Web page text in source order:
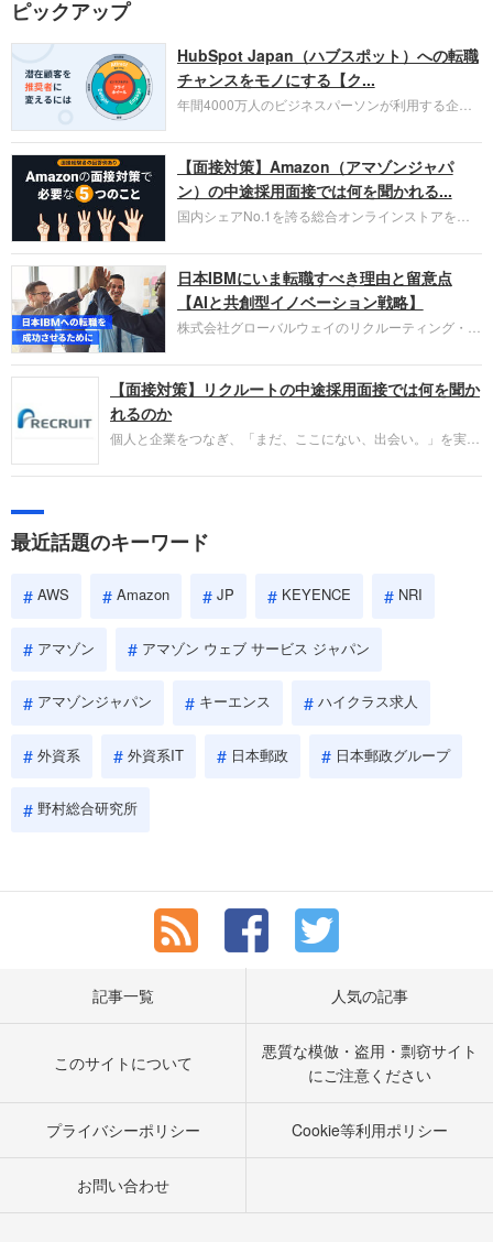
ピックアップ
HubSpot Japan（ハブスポット）への転職
チャンスをモノにする【ク...
年間4000万人のビジネスパーソンが利用する企業
お勧めするイチオシ企業をご紹介します。今回はク
ラウド型CRMプラットフォームを提供する
HubSpot Japan（ハブスポット・ジャパン）株式会
社です。採用面接対策の企業研究にご活用くださ
い。
【面接対策】Amazon（アマゾンジャパ
ン）の中途採用面接では何を聞かれる...
国内シェアNo.1を誇る総合オンラインストアを運
圧倒的な存在感を持つAmazon。中途採用面接では
過去の具体的な業務成果やリーダーシップの発揮、
失敗からの学びが重視され、人間性やカルチャーフ
ィットも評価対象となり、長期的に成長できる仲間
であるかを多角的に審査されます。
日本IBMにいま転職すべき理由と留意点
【AIと共創型イノベーション戦略】
株式会社グローバルウェイのリクルーティング・パ
パーソンが利用する企業口コミサイト「キャリコ
ネ」の転職エージェントがお勧めするイチオシ企業
IBMです。採用面接対策の企業研究にご活用くださ
い。
【面接対策】リクルートの中途採用面接では何を聞か
れるのか
個人と企業をつなぎ、「まだ、ここにない、出会い。」を実現
やこれまでの成果を具体的に問われるほか、「人間性」も評価
しょう。
最近話題のキーワード
AWS Amazon JP KEYENCE NRI
アマゾン アマゾン ウェブ サービス ジャパン
アマゾンジャパン キーエンス ハイクラス求人
外資系 外資系IT 日本郵政 日本郵政グループ
野村総合研究所
記事一覧 人気の記事
このサイトについて
悪質な模倣・盗用・剽窃サイト
にご注意ください
プライバシーポリシー Cookie等利用ポリシー
お問い合わせ